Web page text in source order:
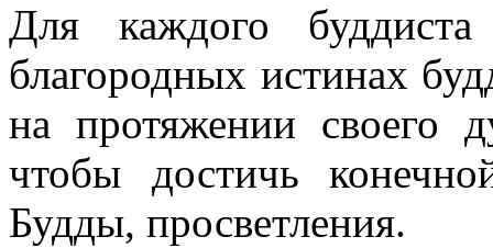
Для каждого
благородных истинах
на протяжении своего
чтобы достичь
Будды, просветления.